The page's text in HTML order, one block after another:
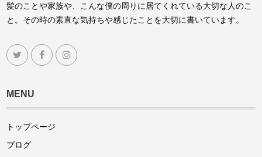
髪のことや家族や、こんな僕の周りに居てくれている大切な人のこ
と。その時の素直な気持ちや感じたことを大切に書いています。
MENU
トップページ
ブログ